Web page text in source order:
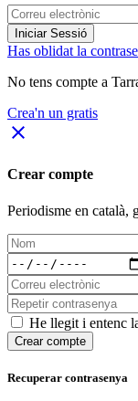
Iniciar Sessió
Has oblidat la
No tens compte a
Crea'n un gratis
close
Crear compte
Periodisme en català,
He llegit i entenc
Crear compte
Recuperar contrasenya